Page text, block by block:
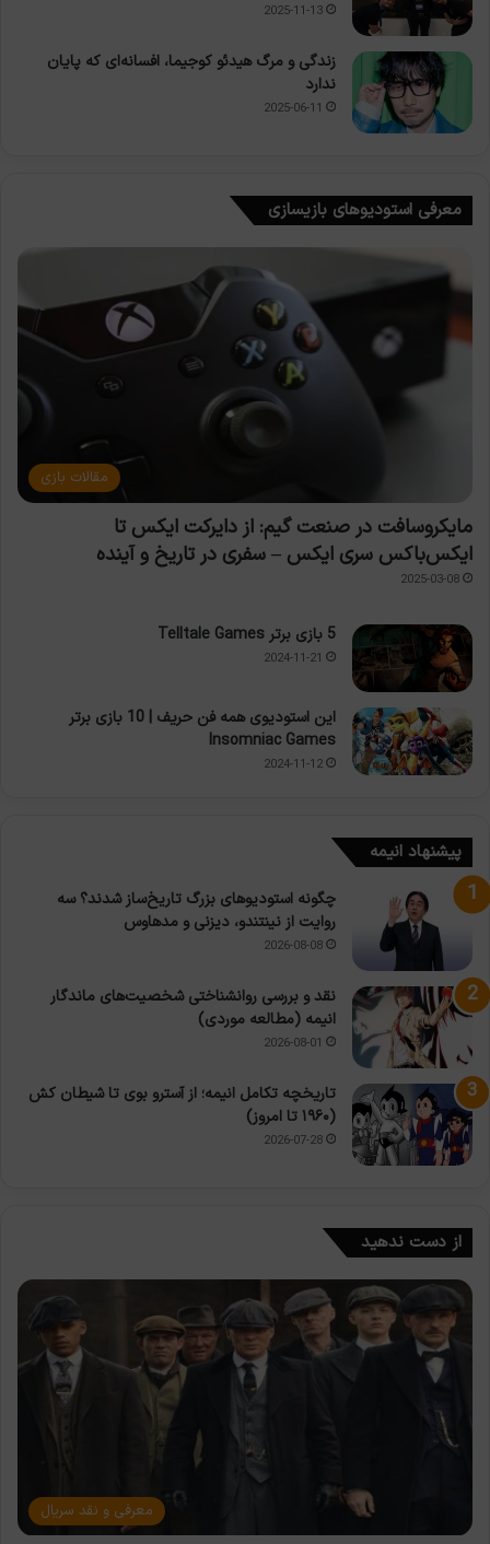
2025-11-13
زندگی و مرگ هیدئو کوجیما، افسانه‌ای که پایان
ندارد
2025-06-11
معرفی استودیوهای بازیسازی
مقالات بازی
مایکروسافت در صنعت گیم: از دایرکت ایکس تا
ایکس‌باکس سری ایکس – سفری در تاریخ و آینده
2025-03-08
5 بازی برتر Telltale Games
2024-11-21
این استودیوی همه فن حریف | 10 بازی برتر
Insomniac Games
2024-11-12
پیشنهاد انیمه
چگونه استودیوهای بزرگ تاریخ‌ساز شدند؟ سه
روایت از نینتندو، دیزنی و مدهاوس
2026-08-08
نقد و بررسی روانشناختی شخصیت‌های ماندگار
انیمه (مطالعه موردی)
2026-08-01
تاریخچه تکامل انیمه؛ از آسترو بوی تا شیطان کش
(۱۹۶۰ تا امروز)
2026-07-28
از دست ندهید
معرفی و نقد سریال